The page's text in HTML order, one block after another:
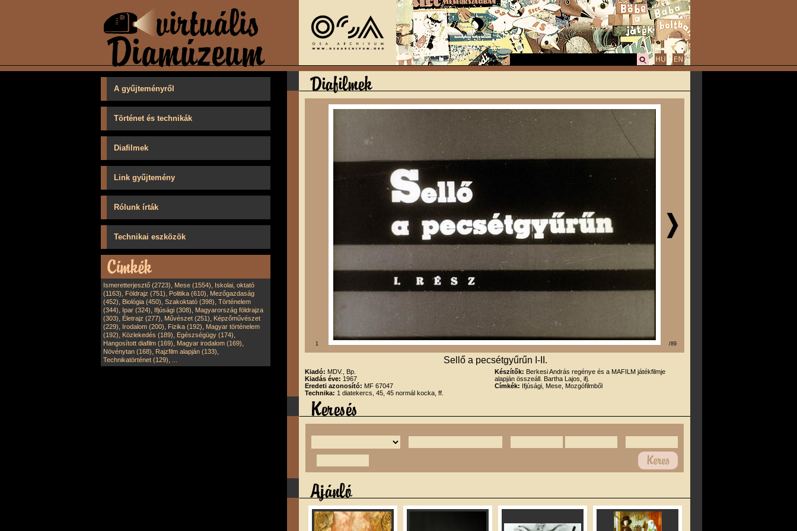
A gyűjteményről
Történet és technikák
Diafilmek
Link gyűjtemény
Rólunk írták
Technikai eszközök
Ismeretterjesztő (2723), Mese (1554), Iskolai, oktató
(1163), Földrajz (751), Politika (610), Mezőgazdaság
(452), Biológia (450), Szakoktató (398), Történelem
(344), Ipar (324), Ifjúsági (308), Magyarország földrajza
(303), Életrajz (277), Művészet (251), Képzőművészet
(229), Irodalom (200), Fizika (192), Magyar történelem
(192), Közlekedés (189), Egészségügy (174),
Hangosított diafilm (169), Magyar irodalom (169),
Növénytan (168), Rajzfilm alapján (133),
Technikatörténet (129),
1 /89
Sellő a pecsétgyűrűn I-II.
Kiadó: MDV., Bp.
Kiadás éve: 1967
Eredeti azonosító: MF 67047
Technika: 1 diatekercs, 45, 45 normál kocka, ff.
Készítők: Berkesi András regénye és a MAFILM játékfilmje
alapján összeáll. Bartha Lajos, ifj.
Címkék: Ifjúsági, Mese, Mozgófilmből